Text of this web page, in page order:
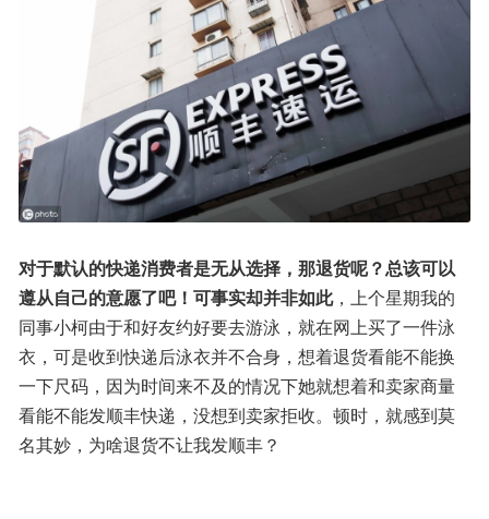
对于默认的快递消费者是无从选择，那退货呢？总该可以
遵从自己的意愿了吧！可事实却并非如此，上个星期我的
同事小柯由于和好友约好要去游泳，就在网上买了一件泳
衣，可是收到快递后泳衣并不合身，想着退货看能不能换
一下尺码，因为时间来不及的情况下她就想着和卖家商量
看能不能发顺丰快递，没想到卖家拒收。顿时，就感到莫
名其妙，为啥退货不让我发顺丰？